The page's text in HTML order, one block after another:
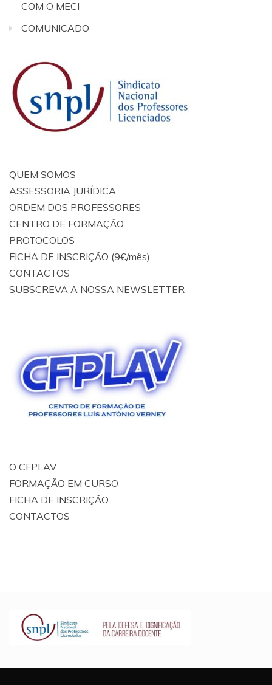
COM O MECI
COMUNICADO
QUEM SOMOS
ASSESSORIA JURÍDICA
ORDEM DOS PROFESSORES
CENTRO DE FORMAÇÃO
PROTOCOLOS
FICHA DE INSCRIÇÃO (9€/mês)
CONTACTOS
SUBSCREVA A NOSSA NEWSLETTER
O CFPLAV
FORMAÇÃO EM CURSO
FICHA DE INSCRIÇÃO
CONTACTOS